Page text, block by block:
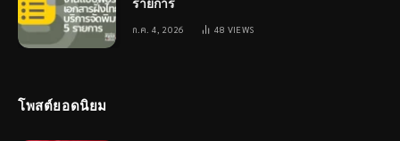
ก.ค. 4, 2026 48 VIEWS
โพสต์ยอดนิยม